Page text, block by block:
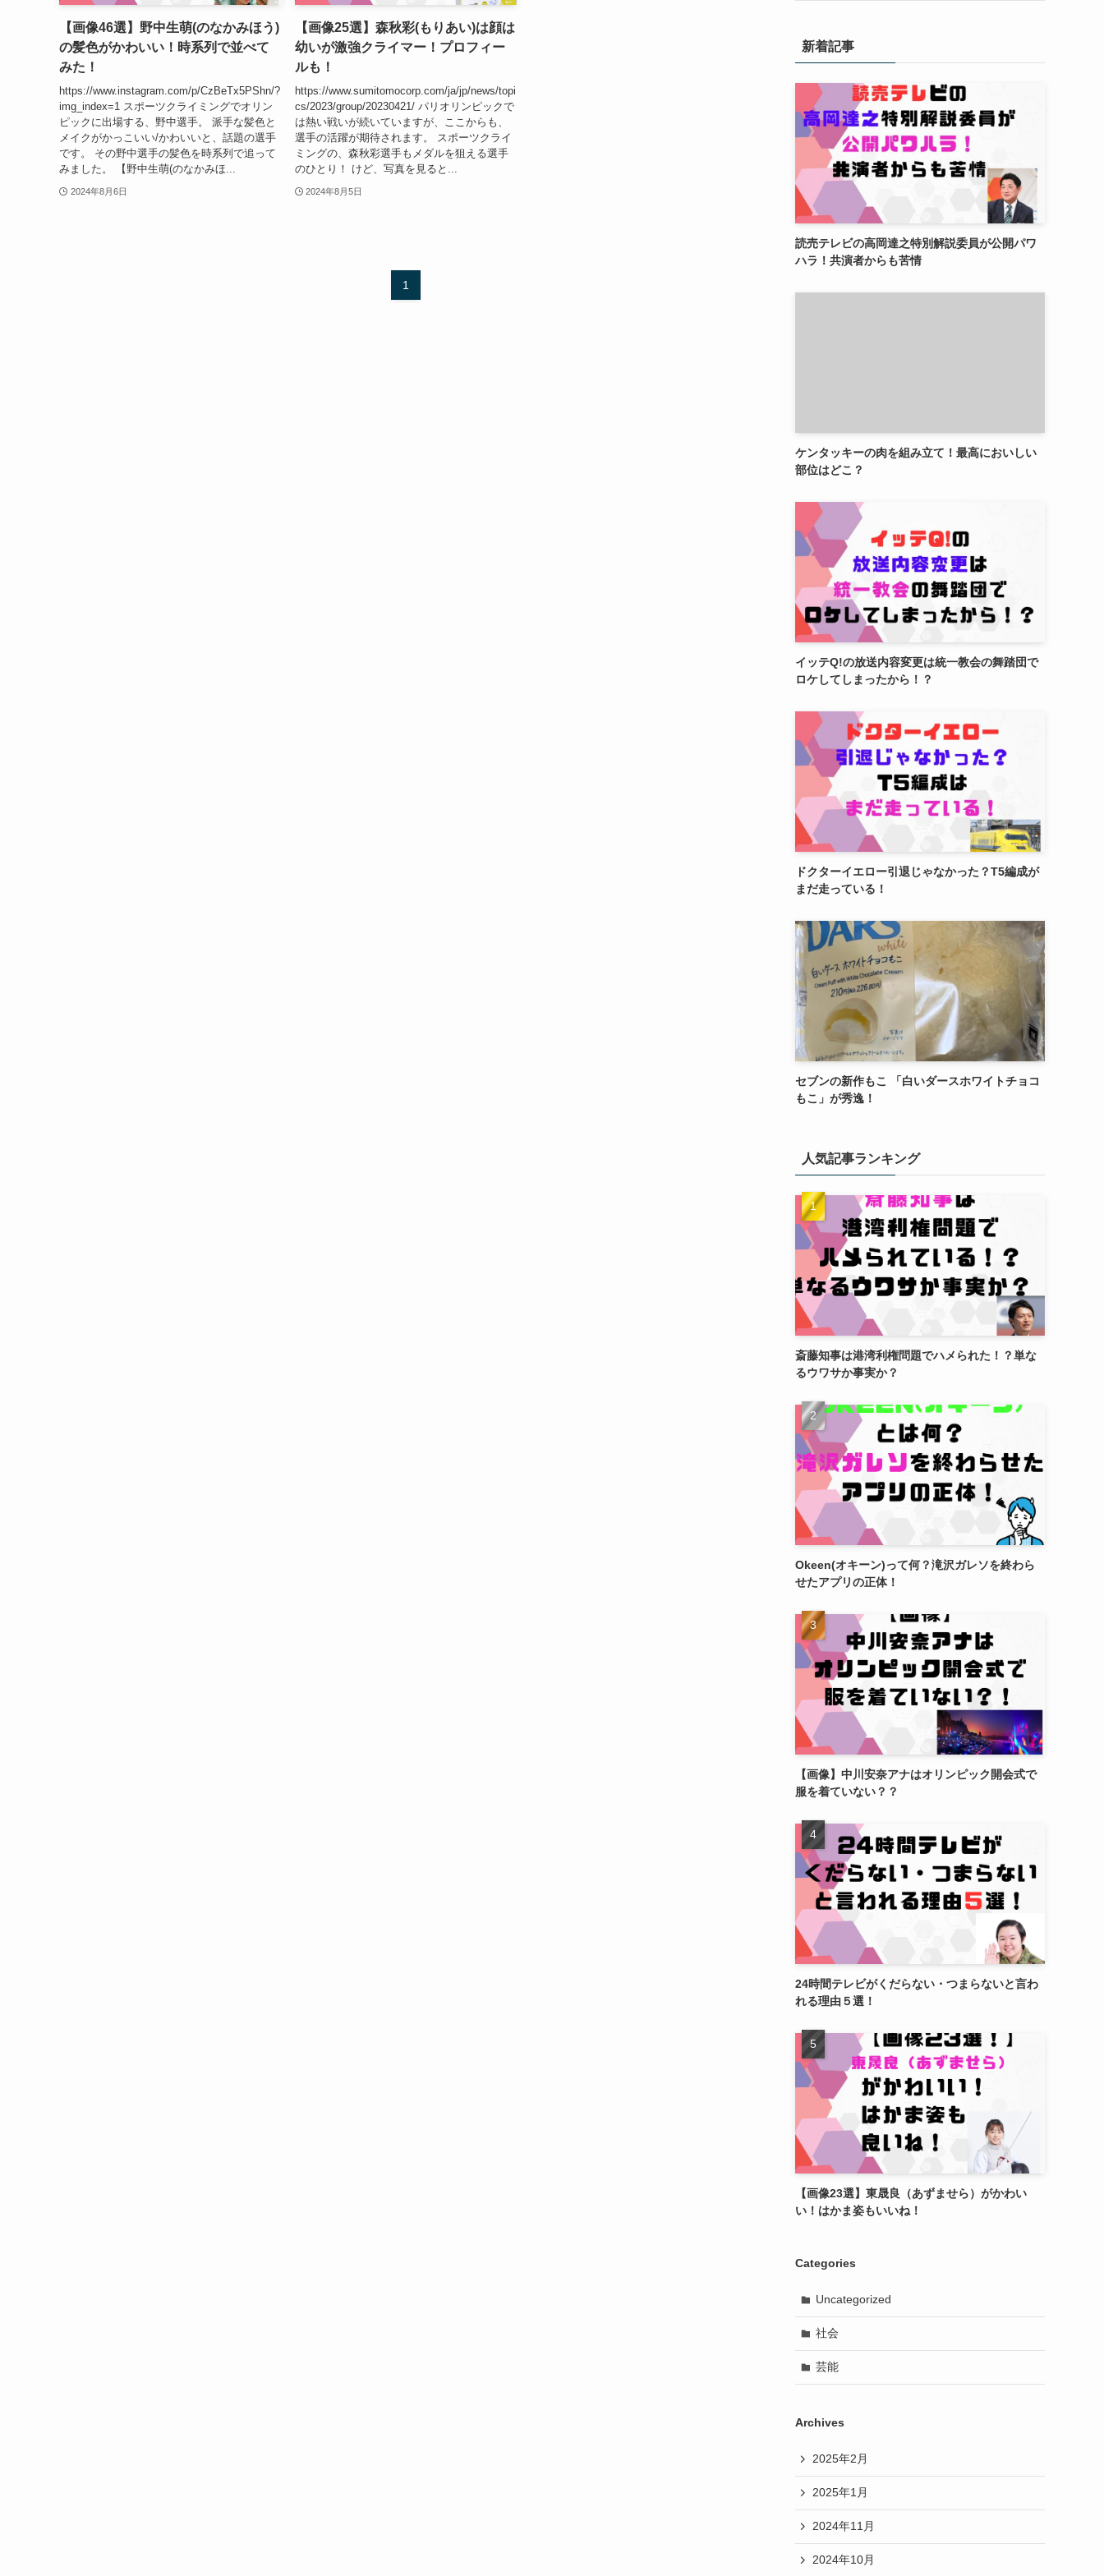
【画像46選】野中生萌(のなかみほう)
の髪色がかわいい！時系列で並べて
みた！
https://www.instagram.com/p/CzBeTx5PShn/?
img_index=1 スポーツクライミングでオリン
ピックに出場する、野中選手。 派手な髪色と
メイクがかっこいい/かわいいと、話題の選手
です。 その野中選手の髪色を時系列で追って
みました。 【野中生萌(のなかみほ...
2024年8月6日
【画像25選】森秋彩(もりあい)は顔は
幼いが激強クライマー！プロフィー
ルも！
https://www.sumitomocorp.com/ja/jp/news/topi
cs/2023/group/20230421/ パリオリンピックで
は熱い戦いが続いていますが、ここからも、
選手の活躍が期待されます。 スポーツクライ
ミングの、森秋彩選手もメダルを狙える選手
のひとり！ けど、写真を見ると...
2024年8月5日
1
新着記事
読売テレビの高岡達之特別解説委員が公開パワ
ハラ！共演者からも苦情
ケンタッキーの肉を組み立て！最高においしい
部位はどこ？
イッテQ!の放送内容変更は統一教会の舞踏団で
ロケしてしまったから！？
ドクターイエロー引退じゃなかった？T5編成が
まだ走っている！
セブンの新作もこ 「白いダースホワイトチョコ
もこ」が秀逸！
人気記事ランキング
斎藤知事は港湾利権問題でハメられた！？単な
るウワサか事実か？
Okeen(オキーン)って何？滝沢ガレソを終わら
せたアプリの正体！
【画像】中川安奈アナはオリンピック開会式で
服を着ていない？？
24時間テレビがくだらない・つまらないと言わ
れる理由５選！
【画像23選】東晟良（あずませら）がかわい
い！はかま姿もいいね！
Categories
Uncategorized
社会
芸能
Archives
2025年2月
2025年1月
2024年11月
2024年10月